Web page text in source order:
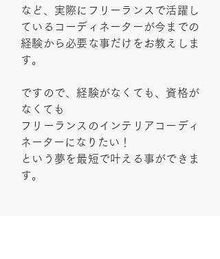
など、実際にフリーランスで活躍し
ているコーディネーターが今までの
経験から必要な事だけをお教えしま
す。
ですので、経験がなくても、資格が
なくても
フリーランスのインテリアコーディ
ネーターになりたい！
という夢を最短で叶える事ができま
す。